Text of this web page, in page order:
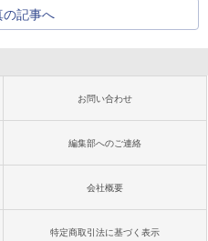
の記事へ
お問い合わせ
編集部へのご連絡
会社概要
特定商取引法に基づく表示